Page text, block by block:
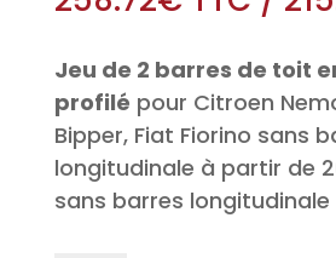
Jeu de 2 barres de toit
profilé pour Citroen
Bipper, Fiat Fiorino sans
longitudinale à partir de
sans barres longitudinale